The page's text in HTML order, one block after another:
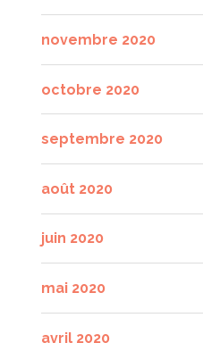
novembre 2020
octobre 2020
septembre 2020
août 2020
juin 2020
mai 2020
avril 2020